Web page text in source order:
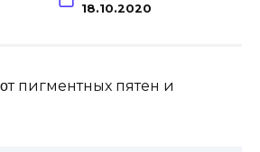
18.10.2020
пигментных пятен и